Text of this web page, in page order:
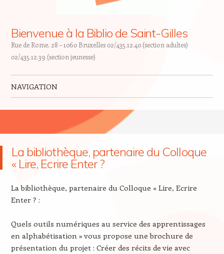
Bienvenue à la Biblio de Saint-Gilles
Rue de Rome, 28 – 1060 Bruxelles 02/435.12.40 (section adultes)
02/435.12.39 (section jeunesse)
NAVIGATION
La bibliothèque, partenaire du Colloque
« Lire, Ecrire Enter ?
La bibliothèque, partenaire du Colloque « Lire, Ecrire
Enter ? :
Quels outils numériques au service des apprentissages
en alphabétisation » vous propose une brochure de
présentation du projet : Créer des récits de vie avec